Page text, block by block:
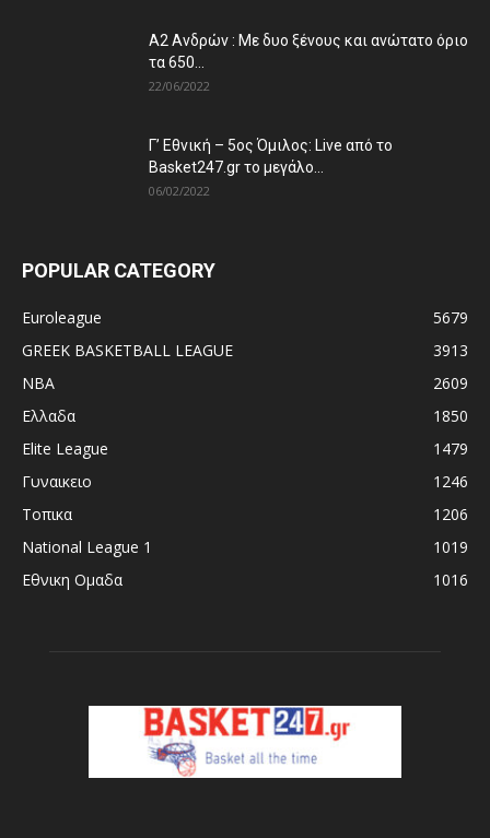
Α2 Ανδρών : Με δυο ξένους και ανώτατο όριο
τα 650...
22/06/2022
Γ’ Εθνική – 5ος Όμιλος: Live από το
Basket247.gr το μεγάλο...
06/02/2022
POPULAR CATEGORY
Euroleague
5679
GREEK BASKETBALL LEAGUE
3913
NBA
2609
Ελλαδα
1850
Elite League
1479
Γυναικειο
1246
Τοπικα
1206
National League 1
1019
Εθνικη Ομαδα
1016